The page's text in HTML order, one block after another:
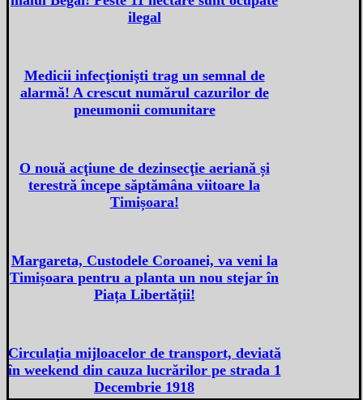
ilegal
Medicii infecţionişti trag un semnal de
alarmă! A crescut numărul cazurilor de
pneumonii comunitare
O nouă acţiune de dezinsecţie aeriană și
terestră începe săptămâna viitoare la
Timișoara!
Margareta, Custodele Coroanei, va veni la
Timișoara pentru a planta un nou stejar în
Piața Libertății!
Circulația mijloacelor de transport, deviată
în weekend din cauza lucrărilor pe strada 1
Decembrie 1918